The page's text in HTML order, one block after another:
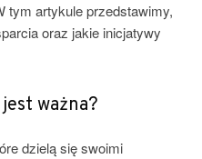
tym artykule przedstawimy,
oraz jakie inicjatywy
ważna?
dzielą się swoimi